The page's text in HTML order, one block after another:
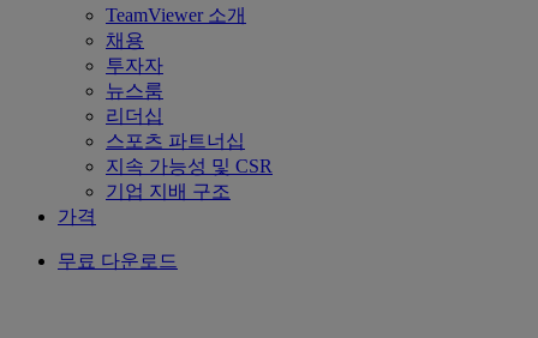
TeamViewer 소개
채용
투자자
뉴스룸
리더십
스포츠 파트너십
지속 가능성 및 CSR
기업 지배 구조
가격
무료 다운로드